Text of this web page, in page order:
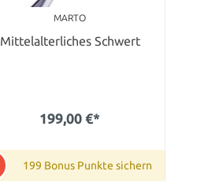
MARTO
Mittelalterliches Schwert
199,00 €*
199 Bonus Punkte sichern